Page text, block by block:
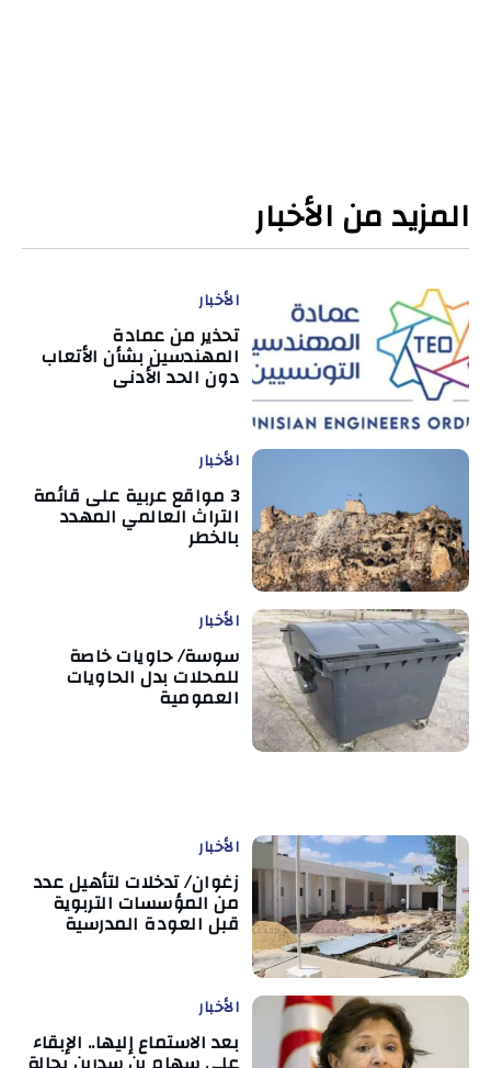
المزيد من الأخبار
الأخبار
تحذير من عمادة
المهندسين بشأن الأتعاب
دون الحد الأدنى
الأخبار
3 مواقع عربية على قائمة
التراث العالمي المهدد
بالخطر
الأخبار
سوسة/ حاويات خاصة
للمحلات بدل الحاويات
العمومية
الأخبار
زغوان/ تدخلات لتأهيل عدد
من المؤسسات التربوية
قبل العودة المدرسية
الأخبار
بعد الاستماع إليها.. الإبقاء